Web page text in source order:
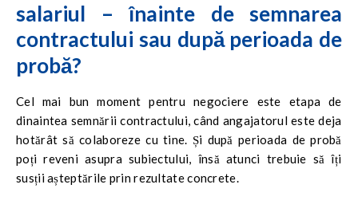
salariul – înainte de semnarea
contractului sau după perioada de
probă?
Cel mai bun moment pentru negociere este etapa de
dinaintea semnării contractului, când angajatorul este deja
hotărât să colaboreze cu tine. Și după perioada de probă
poți reveni asupra subiectului, însă atunci trebuie să îți
susții așteptările prin rezultate concrete.